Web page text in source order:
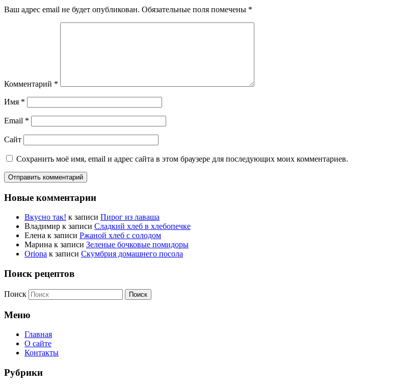
Ваш адрес email не будет опубликован. Обязательные поля помечены *
Комментарий *
Имя *
Email *
Сайт
Сохранить моё имя, email и адрес сайта в этом браузере для последующих моих комментариев.
Новые комментарии
Вкусно так! к записи Пирог из лаваша
Владимир к записи Сладкий хлеб в хлебопечке
Елена к записи Ржаной хлеб с солодом
Марина к записи Зеленые бочковые помидоры
Oriona к записи Скумбрия домашнего посола
Поиск рецептов
Поиск
Меню
Главная
О сайте
Контакты
Рубрики